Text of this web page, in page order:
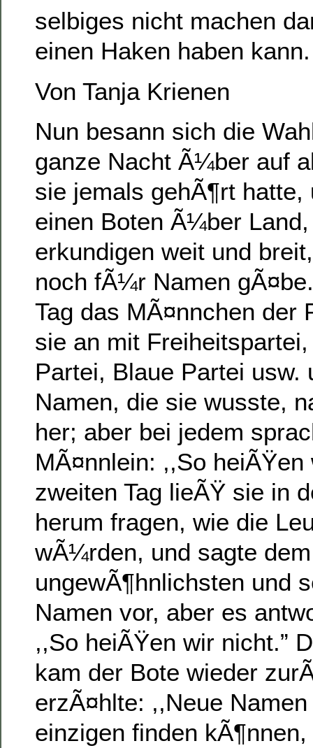
selbiges nicht machen
einen Haken haben kann.
Von Tanja Krienen
Nun besann sich die
ganze Nacht Ã¼ber auf
sie jemals gehÃ¶rt hatte,
einen Boten Ã¼ber
erkundigen weit und
noch fÃ¼r Namen
Tag das MÃ¤nnchen der
sie an mit
Partei, Blaue Partei usw.
Namen, die sie wusste,
her; aber bei jedem
MÃ¤nnlein: ,,So heiÃŸen
zweiten Tag lieÃŸ sie in
herum fragen, wie die
wÃ¼rden, und sagte
ungewÃ¶hnlichsten und
Namen vor, aber es
,,So heiÃŸen wir nicht.”
kam der Bote wieder
erzÃ¤hlte: ,,Neue
einzigen finden